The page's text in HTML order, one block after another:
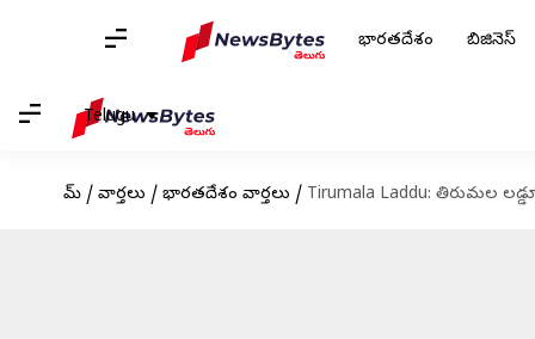
భారతదేశం బిజినెస్
Telugu
హోమ్ / వార్తలు / భారతదేశం వార్తలు / Tirumala Laddu: తిరుమల